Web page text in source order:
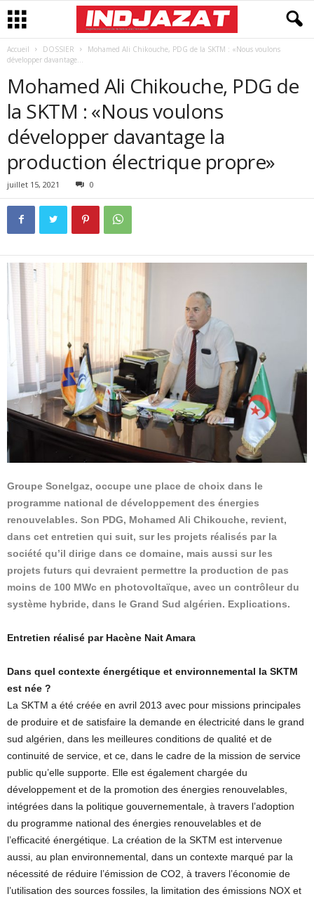
Accueil DOSSIER
Mohamed Ali Chikouche, PDG de la SKTM : «Nous voulons
développer davantage...
Mohamed Ali Chikouche, PDG de
la SKTM : «Nous voulons
développer davantage la
production électrique propre»
juillet 15, 2021 0
Groupe Sonelgaz, occupe une place de choix dans le
programme national de développement des énergies
renouvelables. Son PDG, Mohamed Ali Chikouche, revient,
dans cet entretien qui suit, sur les projets réalisés par la
société qu’il dirige dans ce domaine, mais aussi sur les
projets futurs qui devraient permettre la production de pas
moins de 100 MWc en photovoltaïque, avec un contrôleur du
système hybride, dans le Grand Sud algérien. Explications.
Entretien réalisé par Hacène Nait Amara
Dans quel contexte énergétique et environnemental la SKTM
est née ?
La SKTM a été créée en avril 2013 avec pour missions principales
de produire et de satisfaire la demande en électricité dans le grand
sud algérien, dans les meilleures conditions de qualité et de
continuité de service, et ce, dans le cadre de la mission de service
public qu’elle supporte. Elle est également chargée du
développement et de la promotion des énergies renouvelables,
intégrées dans la politique gouvernementale, à travers l’adoption
du programme national des énergies renouvelables et de
l’efficacité énergétique. La création de la SKTM est intervenue
aussi, au plan environnemental, dans un contexte marqué par la
nécessité de réduire l’émission de CO2, à travers l’économie de
l’utilisation des sources fossiles, la limitation des émissions NOX et